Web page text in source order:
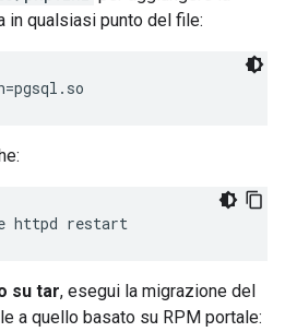
in qualsiasi punto del file:
httpd restart
su tar, esegui la migrazione del
a quello basato su RPM portale: